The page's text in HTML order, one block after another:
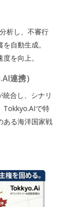
析し、不審行
自動生成。
を向上。
連携）
合し、シナリ
Tokkyo.AIで特
ある海洋国家戦